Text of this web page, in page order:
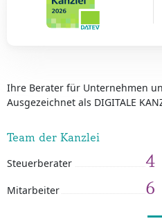
Ihre Berater für Unternehmen
Ausgezeichnet als DIGITALE
Team der Kanzlei
Steuerberater 4
Mitarbeiter 6